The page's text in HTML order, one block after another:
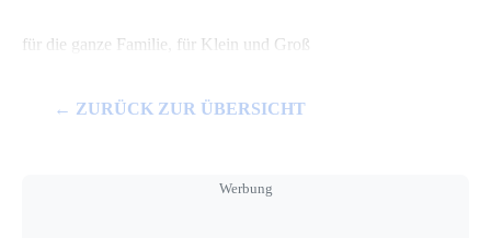
für die ganze Familie, für Klein und Groß
← ZURÜCK ZUR ÜBERSICHT
Werbung